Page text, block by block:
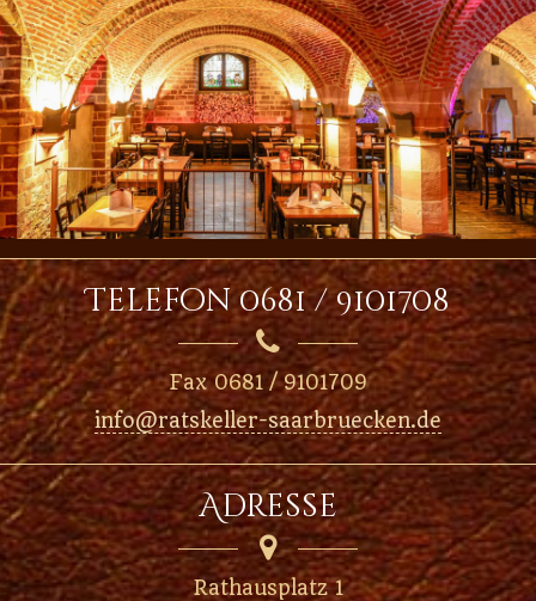
Telefon 0681 / 9101708

Fax 0681 / 9101709
info@ratskeller-saarbruecken.de
Adresse

Rathausplatz 1